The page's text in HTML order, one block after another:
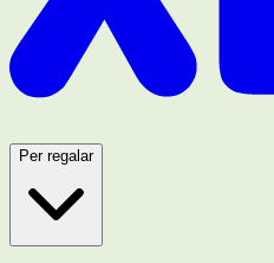
Per regalar